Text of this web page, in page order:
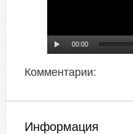
00:00
Комментарии:
Информация